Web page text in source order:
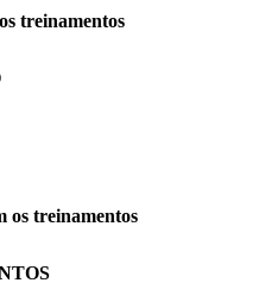
treinamentos
os treinamentos